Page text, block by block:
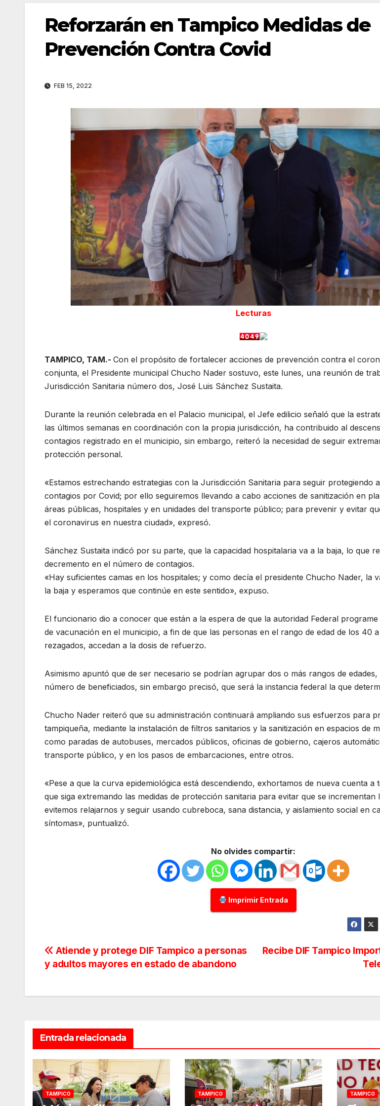
Reforzarán en Tampico Medidas de
Prevención Contra Covid
FEB 15, 2022
Lecturas
TAMPICO, TAM.- Con el propósito de fortalecer acciones de prevención contra el
conjunta, el Presidente municipal Chucho Nader sostuvo, este lunes, una reunión de
Jurisdicción Sanitaria número dos, José Luis Sánchez Sustaita.
Durante la reunión celebrada en el Palacio municipal, el Jefe edilicio señaló que la
las últimos semanas en coordinación con la propia jurisdicción, ha contribuido al
contagios registrado en el municipio, sin embargo, reiteró la necesidad de seguir
protección personal.
«Estamos estrechando estrategias con la Jurisdicción Sanitaria para seguir protegiendo
contagios por Covid; por ello seguiremos llevando a cabo acciones de sanitización en
áreas públicas, hospitales y en unidades del transporte público; para prevenir y evitar
el coronavirus en nuestra ciudad», expresó.
Sánchez Sustaita indicó por su parte, que la capacidad hospitalaria va a la baja, lo que
decremento en el número de contagios.
«Hay suficientes camas en los hospitales; y como decía el presidente Chucho Nader, la
la baja y esperamos que continúe en este sentido», expuso.
El funcionario dio a conocer que están a la espera de que la autoridad Federal
de vacunación en el municipio, a fin de que las personas en el rango de edad de los 40
rezagados, accedan a la dosis de refuerzo.
Asimismo apuntó que de ser necesario se podrían agrupar dos o más rangos de
número de beneficiados, sin embargo precisó, que será la instancia federal la que
Chucho Nader reiteró que su administración continuará ampliando sus esfuerzos para
tampiqueña, mediante la instalación de filtros sanitarios y la sanitización en espacios de
como paradas de autobuses, mercados públicos, oficinas de gobierno, cajeros
transporte público, y en los pasos de embarcaciones, entre otros.
«Pese a que la curva epidemiológica está descendiendo, exhortamos de nueva cuenta a
que siga extremando las medidas de protección sanitaria para evitar que se incrementan
evitemos relajarnos y seguir usando cubreboca, sana distancia, y aislamiento social en
síntomas», puntualizó.
No olvides compartir:
Imprimir Entrada
Navegación
de
entradas
Recibe DIF Tampico
Atiende y protege DIF Tampico a personas
y adultos mayores en estado de abandono
Entrada relacionada
TAMPICO TAMPICO TAMPICO